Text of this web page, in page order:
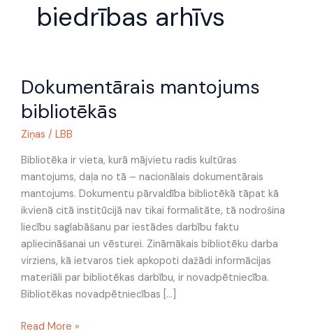
biedrības arhīvs
Dokumentārais mantojums
bibliotēkās
Ziņas / LBB
Bibliotēka ir vieta, kurā mājvietu radis kultūras
mantojums, daļa no tā – nacionālais dokumentārais
mantojums. Dokumentu pārvaldība bibliotēkā tāpat kā
ikvienā citā institūcijā nav tikai formalitāte, tā nodrošina
liecību saglabāšanu par iestādes darbību faktu
apliecināšanai un vēsturei. Zināmākais bibliotēku darba
virziens, kā ietvaros tiek apkopoti dažādi informācijas
materiāli par bibliotēkas darbību, ir novadpētniecība.
Bibliotēkas novadpētniecības […]
mantojums
Read More »